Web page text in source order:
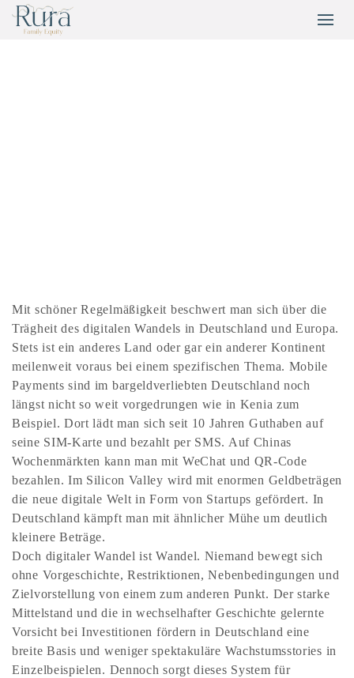
Mit schöner Regelmäßigkeit beschwert man sich über die
Trägheit des digitalen Wandels in Deutschland und Europa.
Stets ist ein anderes Land oder gar ein anderer Kontinent
meilenweit voraus bei einem spezifischen Thema. Mobile
Payments sind im bargeldverliebten Deutschland noch
längst nicht so weit vorgedrungen wie in Kenia zum
Beispiel. Dort lädt man sich seit 10 Jahren Guthaben auf
seine SIM-Karte und bezahlt per SMS. Auf Chinas
Wochenmärkten kann man mit WeChat und QR-Code
bezahlen. Im Silicon Valley wird mit enormen Geldbeträgen
die neue digitale Welt in Form von Startups gefördert. In
Deutschland kämpft man mit ähnlicher Mühe um deutlich
kleinere Beträge.
Doch digitaler Wandel ist Wandel. Niemand bewegt sich
ohne Vorgeschichte, Restriktionen, Nebenbedingungen und
Zielvorstellung von einem zum anderen Punkt. Der starke
Mittelstand und die in wechselhafter Geschichte gelernte
Vorsicht bei Investitionen fördern in Deutschland eine
breite Basis und weniger spektakuläre Wachstumsstories in
Einzelbeispielen. Dennoch sorgt dieses System für